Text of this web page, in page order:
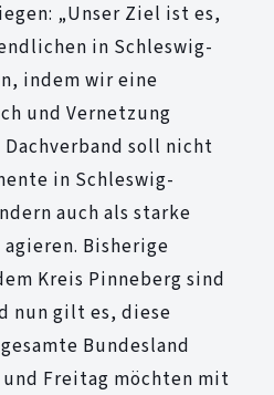
„Unser Ziel ist es,
in Schleswig-
indem wir eine
und Vernetzung
soll nicht
in Schleswig-
auch als starke
Bisherige
Kreis Pinneberg sind
nun gilt es, diese
Bundesland
Freitag möchten mit